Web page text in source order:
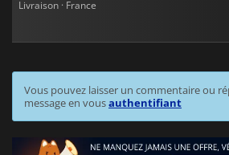
Livraison · France
Vous pouvez laisser un commentaire ou
message en vousauthentifiant